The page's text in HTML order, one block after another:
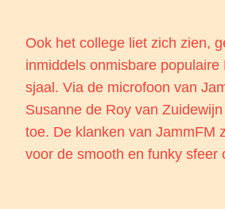
Ook het college liet zich zien,
inmiddels onmisbare populaire
sjaal. Via de microfoon van
Susanne de Roy van
toe. De klanken van JammFM
voor de smooth en funky sfeer